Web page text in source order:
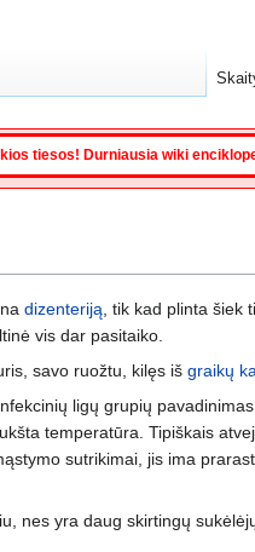
tiesos! Durniausia wiki
dizenteriją , tik kad plinta šiek
vis dar pasitaiko.
savo ruožtu, kilęs iš graikų
ligų grupių
temperatūra. Tipiškais
sutrikimai, jis ima
nes yra daug skirtingų